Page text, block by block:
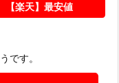
【楽天】最安値
です。